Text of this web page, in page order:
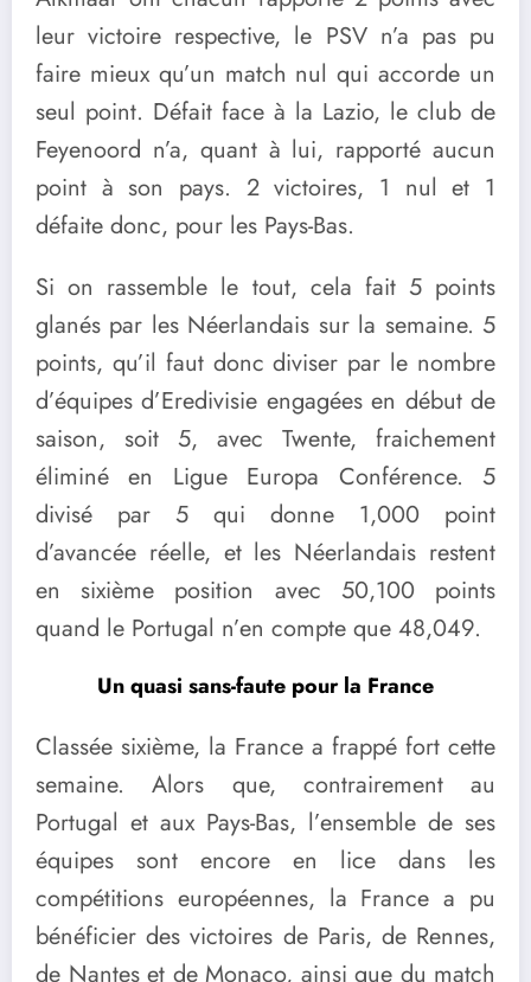
leur victoire respective, le PSV n’a pas pu
faire mieux qu’un match nul qui accorde un
seul point. Défait face à la Lazio, le club de
Feyenoord n’a, quant à lui, rapporté aucun
point à son pays. 2 victoires, 1 nul et 1
défaite donc, pour les Pays-Bas.
Si on rassemble le tout, cela fait 5 points
glanés par les Néerlandais sur la semaine. 5
points, qu’il faut donc diviser par le nombre
d’équipes d’Eredivisie engagées en début de
saison, soit 5, avec Twente, fraichement
éliminé en Ligue Europa Conférence. 5
divisé par 5 qui donne 1,000 point
d’avancée réelle, et les Néerlandais restent
en sixième position avec 50,100 points
quand le Portugal n’en compte que 48,049.
Un quasi sans-faute pour la France
Classée sixième, la France a frappé fort cette
semaine. Alors que, contrairement au
Portugal et aux Pays-Bas, l’ensemble de ses
équipes sont encore en lice dans les
compétitions européennes, la France a pu
bénéficier des victoires de Paris, de Rennes,
de Nantes et de Monaco, ainsi que du match